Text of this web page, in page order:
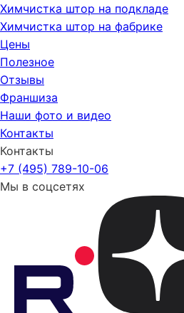
Химчистка штор на подкладе
Химчистка штор на фабрике
Цены
Полезное
Отзывы
Франшиза
Наши фото и видео
Контакты
Контакты
+7 (495) 789-10-06
Мы в соцсетях